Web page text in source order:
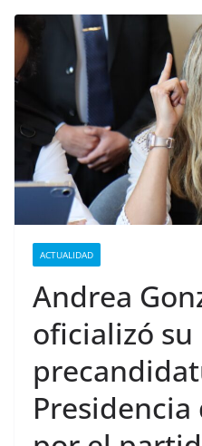
ACTUALIDAD
Andrea
oficializó su